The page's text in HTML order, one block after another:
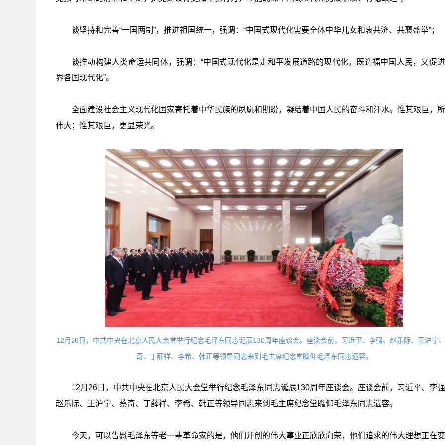
谈坚持和完善“一国两制”，推进祖国统一，强调：“中国式现代化需要全体中华儿女和衷共济、共襄盛举”；
谈推动构建人类命运共同体，强调：“中国式现代化是走和平发展道路的现代化，既造福中国人民，又促
界各国现代化”。
全面建设社会主义现代化国家寄托着中华民族的夙愿和期盼，凝结着中国人民的奋斗和汗水。惟其艰巨，
伟大；惟其艰巨，更显荣光。
12月26日，中共中央在北京人民大会堂举行纪念毛泽东同志诞辰130周年座谈会。座谈会前，习近平、李强、赵乐际、王沪宁
奇、丁薛祥、李希、韩正等领导同志来到毛主席纪念堂瞻仰毛泽东同志遗容。
12月26日，中共中央在北京人民大会堂举行纪念毛泽东同志诞辰130周年座谈会。座谈会前，习近平、李
赵乐际、王沪宁、蔡奇、丁薛祥、李希、韩正等领导同志来到毛主席纪念堂瞻仰毛泽东同志遗容。
今天，可以告慰毛泽东等老一辈革命家的是，他们开创的伟大事业正欣欣向荣，他们追求的伟大理想正在